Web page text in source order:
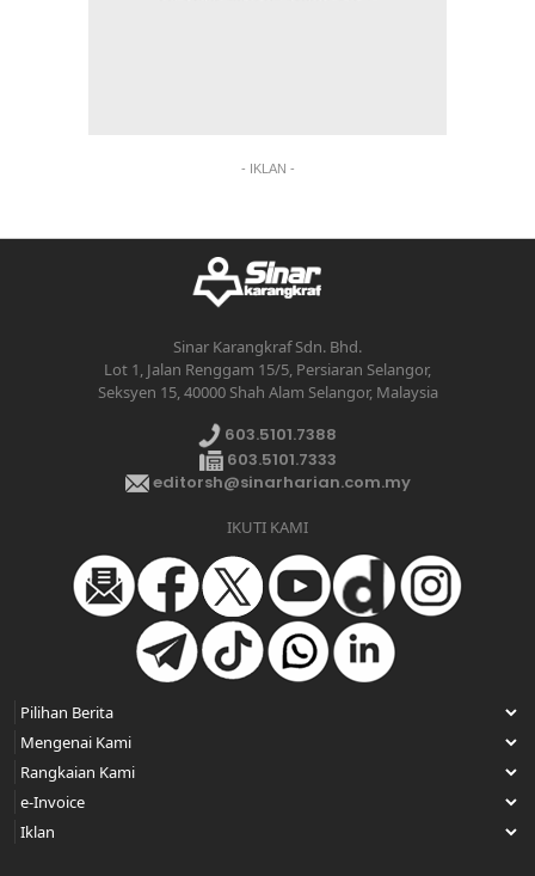
- IKLAN -
Sinar Karangkraf Sdn. Bhd.
Lot 1, Jalan Renggam 15/5, Persiaran Selangor,
Seksyen 15, 40000 Shah Alam Selangor, Malaysia
603.5101.7388
603.5101.7333
editorsh@sinarharian.com.my
IKUTI KAMI